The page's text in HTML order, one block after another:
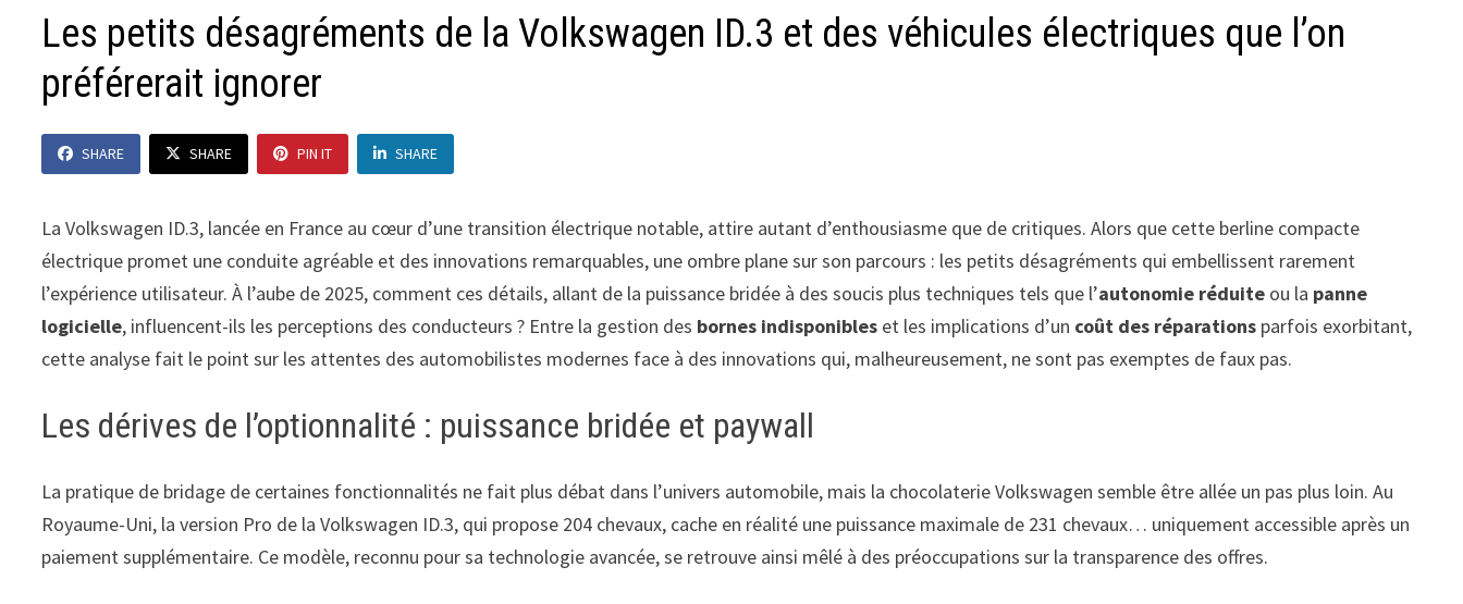
Les petits désagréments de la Volkswagen ID.3 et des véhicules électriques que l’on
préférerait ignorer
SHARE SHARE PIN IT SHARE
La Volkswagen ID.3, lancée en France au cœur d’une transition électrique notable, attire autant d’enthousiasme que de critiques. Alors que cette berline compacte
électrique promet une conduite agréable et des innovations remarquables, une ombre plane sur son parcours : les petits désagréments qui embellissent rarement
l’expérience utilisateur. À l’aube de 2025, comment ces détails, allant de la puissance bridée à des soucis plus techniques tels que l’autonomie réduite ou la panne
logicielle, influencent-ils les perceptions des conducteurs ? Entre la gestion des bornes indisponibles et les implications d’un coût des réparations parfois exorbitant,
cette analyse fait le point sur les attentes des automobilistes modernes face à des innovations qui, malheureusement, ne sont pas exemptes de faux pas.
Les dérives de l’optionnalité : puissance bridée et paywall
La pratique de bridage de certaines fonctionnalités ne fait plus débat dans l’univers automobile, mais la chocolaterie Volkswagen semble être allée un pas plus loin. Au
Royaume-Uni, la version Pro de la Volkswagen ID.3, qui propose 204 chevaux, cache en réalité une puissance maximale de 231 chevaux… uniquement accessible après un
paiement supplémentaire. Ce modèle, reconnu pour sa technologie avancée, se retrouve ainsi mêlé à des préoccupations sur la transparence des offres.